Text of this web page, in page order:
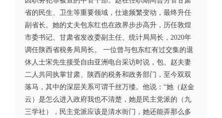
省的民生、卫生等重要领域，仕途频繁变动，最终升任
副省长。她的丈夫包东红也在政界步步高升，历任敦煌
市委书记、甘肃省发改委副主任、统计局局长，2020年
调任陕西省税务局局长。 一位曾与包东红有过交集的退
休人士宋先生接受自由亚洲电台采访时说，包、赵夫妻
二人共同执掌甘肃、陕西的税务和政务部门，至今双双
落马，其中的深层关系可谓千丝万缕。他说：“她（赵金
云）是怎么进入政府我也不清楚，她是民主党派的（九
三学社），民主党派应该是清水衙门，她还能弄那么多